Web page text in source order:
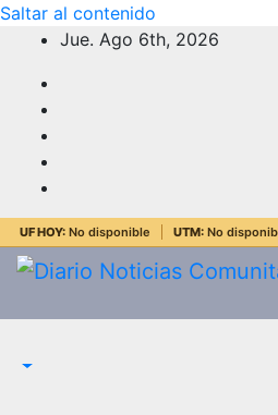
Saltar al contenido
Jue. Ago 6th, 2026
UF HOY: No disponible UTM: No